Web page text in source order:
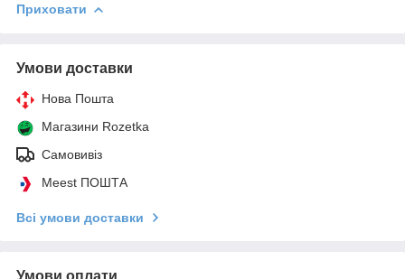
Приховати
Умови доставки
Нова Пошта
Магазини Rozetka
Самовивіз
Meest ПОШТА
Всі умови доставки
Умови оплати